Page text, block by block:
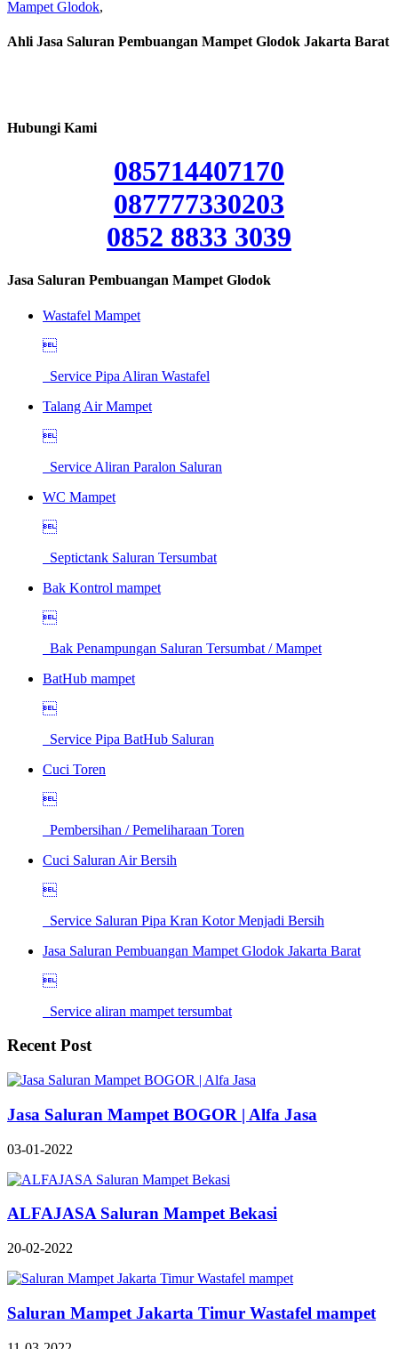
Mampet Glodok,
Ahli Jasa Saluran Pembuangan Mampet Glodok Jakarta Barat
Hubungi Kami
085714407170
087777330203
0852 8833 3039
Jasa Saluran Pembuangan Mampet Glodok
Wastafel Mampet

Service Pipa Aliran Wastafel
Talang Air Mampet

Service Aliran Paralon Saluran
WC Mampet

Septictank Saluran Tersumbat
Bak Kontrol mampet

Bak Penampungan Saluran Tersumbat / Mampet
BatHub mampet

Service Pipa BatHub Saluran
Cuci Toren

Pembersihan / Pemeliharaan Toren
Cuci Saluran Air Bersih

Service Saluran Pipa Kran Kotor Menjadi Bersih
Jasa Saluran Pembuangan Mampet Glodok Jakarta Barat

Service aliran mampet tersumbat
Recent Post
Jasa Saluran Mampet BOGOR | Alfa Jasa
03-01-2022
ALFAJASA Saluran Mampet Bekasi
20-02-2022
Saluran Mampet Jakarta Timur Wastafel mampet